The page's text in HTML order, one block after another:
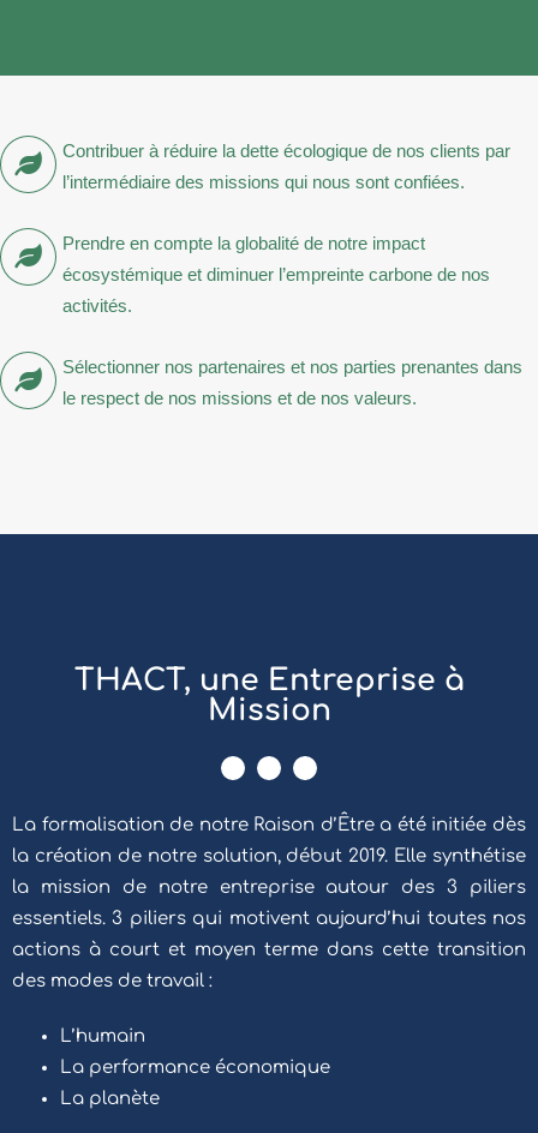
Contribuer à réduire la dette écologique de nos clients par
l’intermédiaire des missions qui nous sont confiées.
Prendre en compte la globalité de notre impact
écosystémique et diminuer l’empreinte carbone de nos
activités.
Sélectionner nos partenaires et nos parties prenantes dans
le respect de nos missions et de nos valeurs.
THACT, une Entreprise à
Mission
La formalisation de notre Raison d’Être a été initiée dès
la création de notre solution, début 2019. Elle synthétise
la mission de notre entreprise autour des 3 piliers
essentiels. 3 piliers qui motivent aujourd’hui toutes nos
actions à court et moyen terme dans cette transition
des modes de travail :
L’humain
La performance économique
La planète